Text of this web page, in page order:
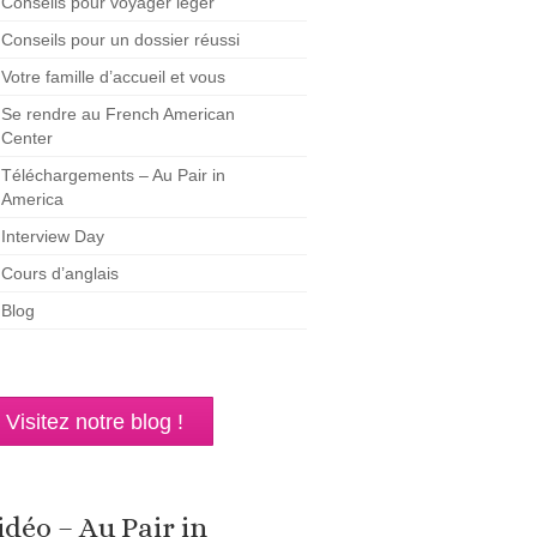
Conseils pour un dossier réussi
Votre famille d’accueil et vous
Se rendre au French American
Center
Téléchargements – Au Pair in
America
Interview Day
Cours d’anglais
Blog
Visitez notre blog !
– Au Pair in